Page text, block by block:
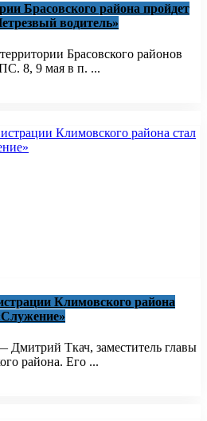
Брасовского района пройдет
водитель»
Брасовского районов
8, 9 мая в п. ...
Климовского района
Ткач, заместитель главы
района. Его ...